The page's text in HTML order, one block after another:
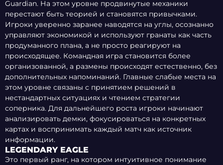
Guardian. На этом уровне продвинутые механики
перестают быть теорией и становятся привычками.
Игроки уверенно заранее наводятся на углы, осознанно
управляют экономикой и используют гранаты как часть
продуманного плана, а не просто реагируют на
происходящее. Командная игра становится более
организованной, а размены происходят естественно, без
дополнительных напоминаний. Главные слабые места на
этом уровне связаны с принятием решений в
нестандартных ситуациях и чтением стратегии
соперника. Для дальнейшего роста игроки начинают
анализировать демки, фокусироваться на конкретных
картах и воспринимать каждый матч как источник
информации.
LEGENDARY EAGLE
Это первый ранг, на котором интуитивное понимание